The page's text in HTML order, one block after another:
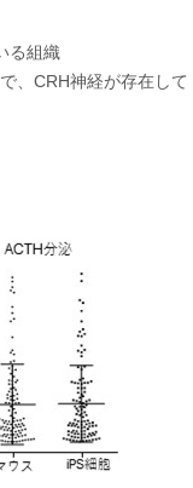
る組織
、CRH神経が存在して